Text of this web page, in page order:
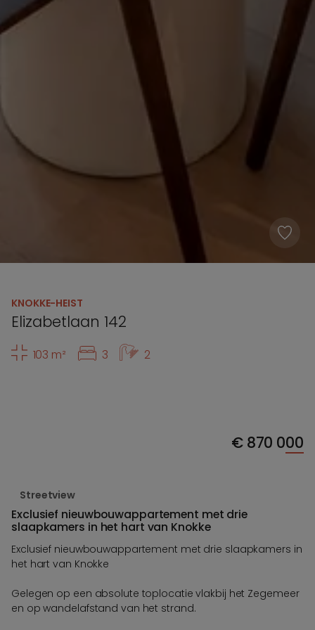
KNOKKE-HEIST
Elizabetlaan 142
103 m² 3 2
€870 000
Streetview
Exclusief nieuwbouwappartement met drie
slaapkamers in het hart van Knokke
Exclusief nieuwbouwappartement met drie slaapkamers in
het hart van Knokke
Gelegen op een absolute toplocatie vlakbij het Zegemeer
en op wandelafstand van het strand.